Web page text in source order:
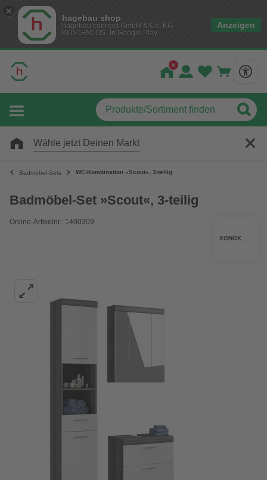
hagebau shop
hagebau connect GmbH & Co. KG
KOSTENLOS- In Google Play
Anzeigen
Wähle jetzt Deinen Markt
Badmöbel-Sets WC-Kombination »Scout«, 3-teilig
Badmöbel-Set »Scout«, 3-teilig
Online-Artikelnr.: 1400309